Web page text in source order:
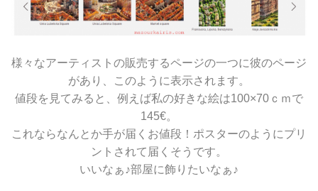
様々なアーティストの販売するページの一つに彼のページ
があり、このように表示されます。
値段を見てみると、例えば私の好きな絵は100×70ｃｍで
145€。
これならなんとか手が届くお値段！ポスターのようにプリ
ントされて届くそうです。
いいなぁ♪部屋に飾りたいなぁ♪